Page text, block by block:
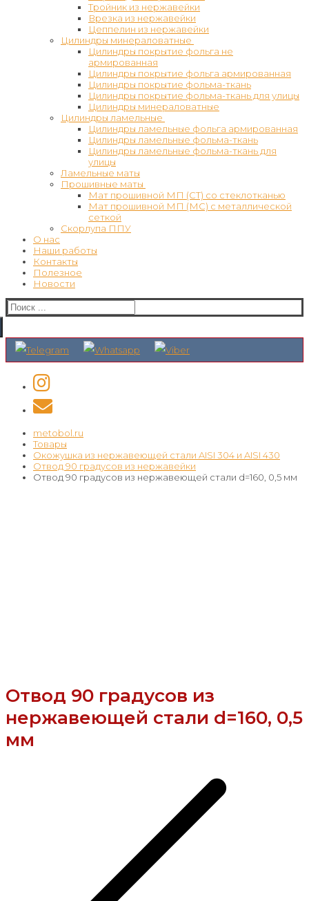
Тройник из нержавейки
Врезка из нержавейки
Цеппелин из нержавейки
Цилиндры минераловатные
Цилиндры покрытие фольга не
армированная
Цилиндры покрытие фольга армированная
Цилиндры покрытие фольма-ткань
Цилиндры покрытие фольма-ткань для улицы
Цилиндры минераловатные
Цилиндры ламельные
Цилиндры ламельные фольга армированная
Цилиндры ламельные фольма-ткань
Цилиндры ламельные фольма-ткань для
улицы
Ламельные маты
Прошивные маты
Мат прошивной МП (СТ) со стеклотканью
Мат прошивной МП (МС) с металлической
сеткой
Скорлупа ППУ
О нас
Наши работы
Контакты
Полезное
Новости
Искать:
metobol.ru
Товары
Окожушка из нержавеющей стали AISI 304 и AISI 430
Отвод 90 градусов из нержавейки
Отвод 90 градусов из нержавеющей стали d=160, 0,5 мм
Отвод 90 градусов из
нержавеющей стали d=160, 0,5
мм